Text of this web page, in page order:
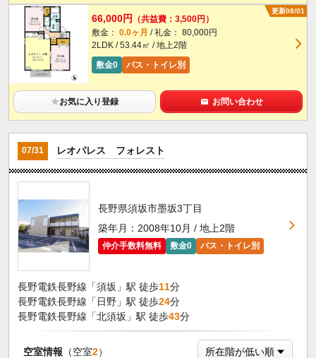
更新08/01
66,000円
（共益費：3,500円）
敷金： 0.0ヶ月 / 礼金： 80,000円
2LDK / 53.44㎡ / 地上2階
敷金0
バス・トイレ別
★お気に入り登録 お問い合わせ
07/31 レオパレス フォレスト
長野県須坂市墨坂3丁目
築年月：2008年10月 / 地上2階
仲介手数料無料 敷金0 バス・トイレ別
長野電鉄長野線「須坂」駅 徒歩11分
長野電鉄長野線「日野」駅 徒歩24分
長野電鉄長野線「北須坂」駅 徒歩43分
空室情報 （空室2）